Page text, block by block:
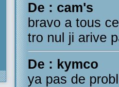
De : cam's
bravo a tous
tro nul ji arive
De : kymco
ya pas de